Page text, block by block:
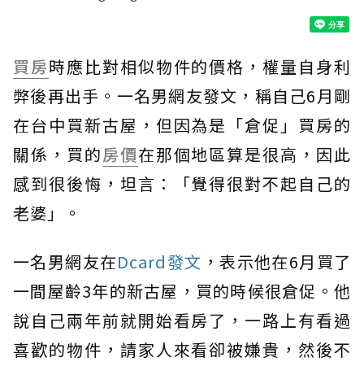
買房時應比對相似物件的價格，權量自身利
弊後再出手。一名男網友發文，稱自己6月剛
在台中買新古屋，但因為是「倉促」買房的
關係，買的房價在那個地區算是很高，因此
感到很後悔，坦言：「覺得很對不起自己的
老婆」。
一名男網友在Dcard發文 ，表示他在6月買了
一間屋齡3年的新古屋，買的時候很倉促。他
說自己兩年前就開始看房了，一路上有看過
喜歡的物件，請家人來看卻被嫌貴，然後不